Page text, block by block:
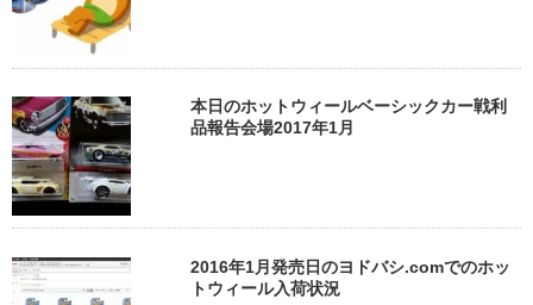
本日のホットウィールベーシックカー戦利
品報告会場2017年1月
2016年1月発売日のヨドバシ.comでのホッ
トウィール入荷状況